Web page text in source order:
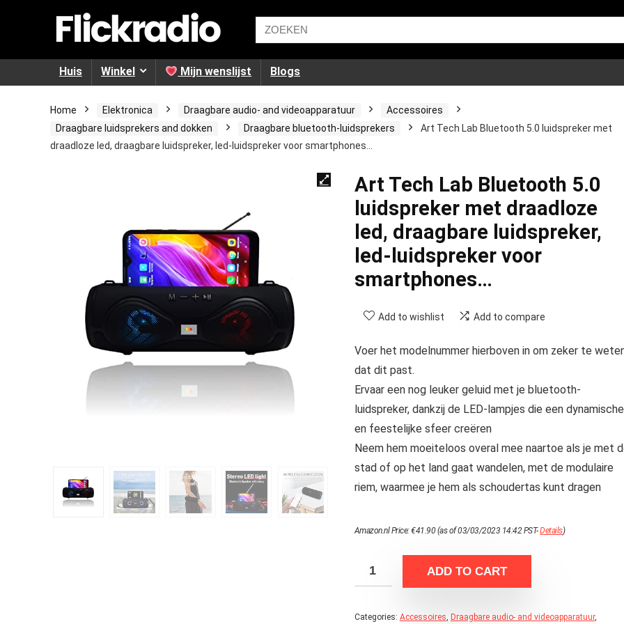
Huis Winkel Mijn wenslijst Blogs
Home Elektronica Draagbare audio- and videoapparatuur
Accessoires
Draagbare luidsprekers and dokken
Draagbare bluetooth-luidsprekers
Art Tech Lab Bluetooth 5.0 luidspreker met
draadloze led, draagbare luidspreker, led-luidspreker voor smartphones…
Art Tech Lab Bluetooth 5.0
luidspreker met draadloze
led, draagbare luidspreker,
led-luidspreker voor
smartphones…
Add to wishlist Add to compare
Voer het modelnummer hierboven in om zeker te
dat dit past.
Ervaar een nog leuker geluid met je bluetooth-
luidspreker, dankzij de LED-lampjes die een
en feestelijke sfeer creëren
Neem hem moeiteloos overal mee naartoe als je met
stad of op het land gaat wandelen, met de modulaire
riem, waarmee je hem als schoudertas kunt dragen
Amazon.nl Price:€41.90(as of 03/03/2023 14:42 PST-Details)
ADD TO CART
Categories: Accessoires, Draagbare audio- and videoapparatuur,